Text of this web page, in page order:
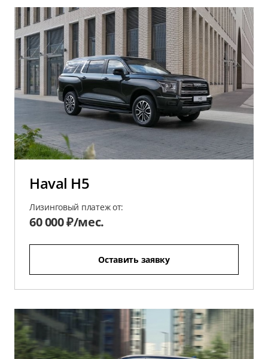
Haval H5
Лизинговый платеж от:
60 000 ₽/мес.
Оставить заявку